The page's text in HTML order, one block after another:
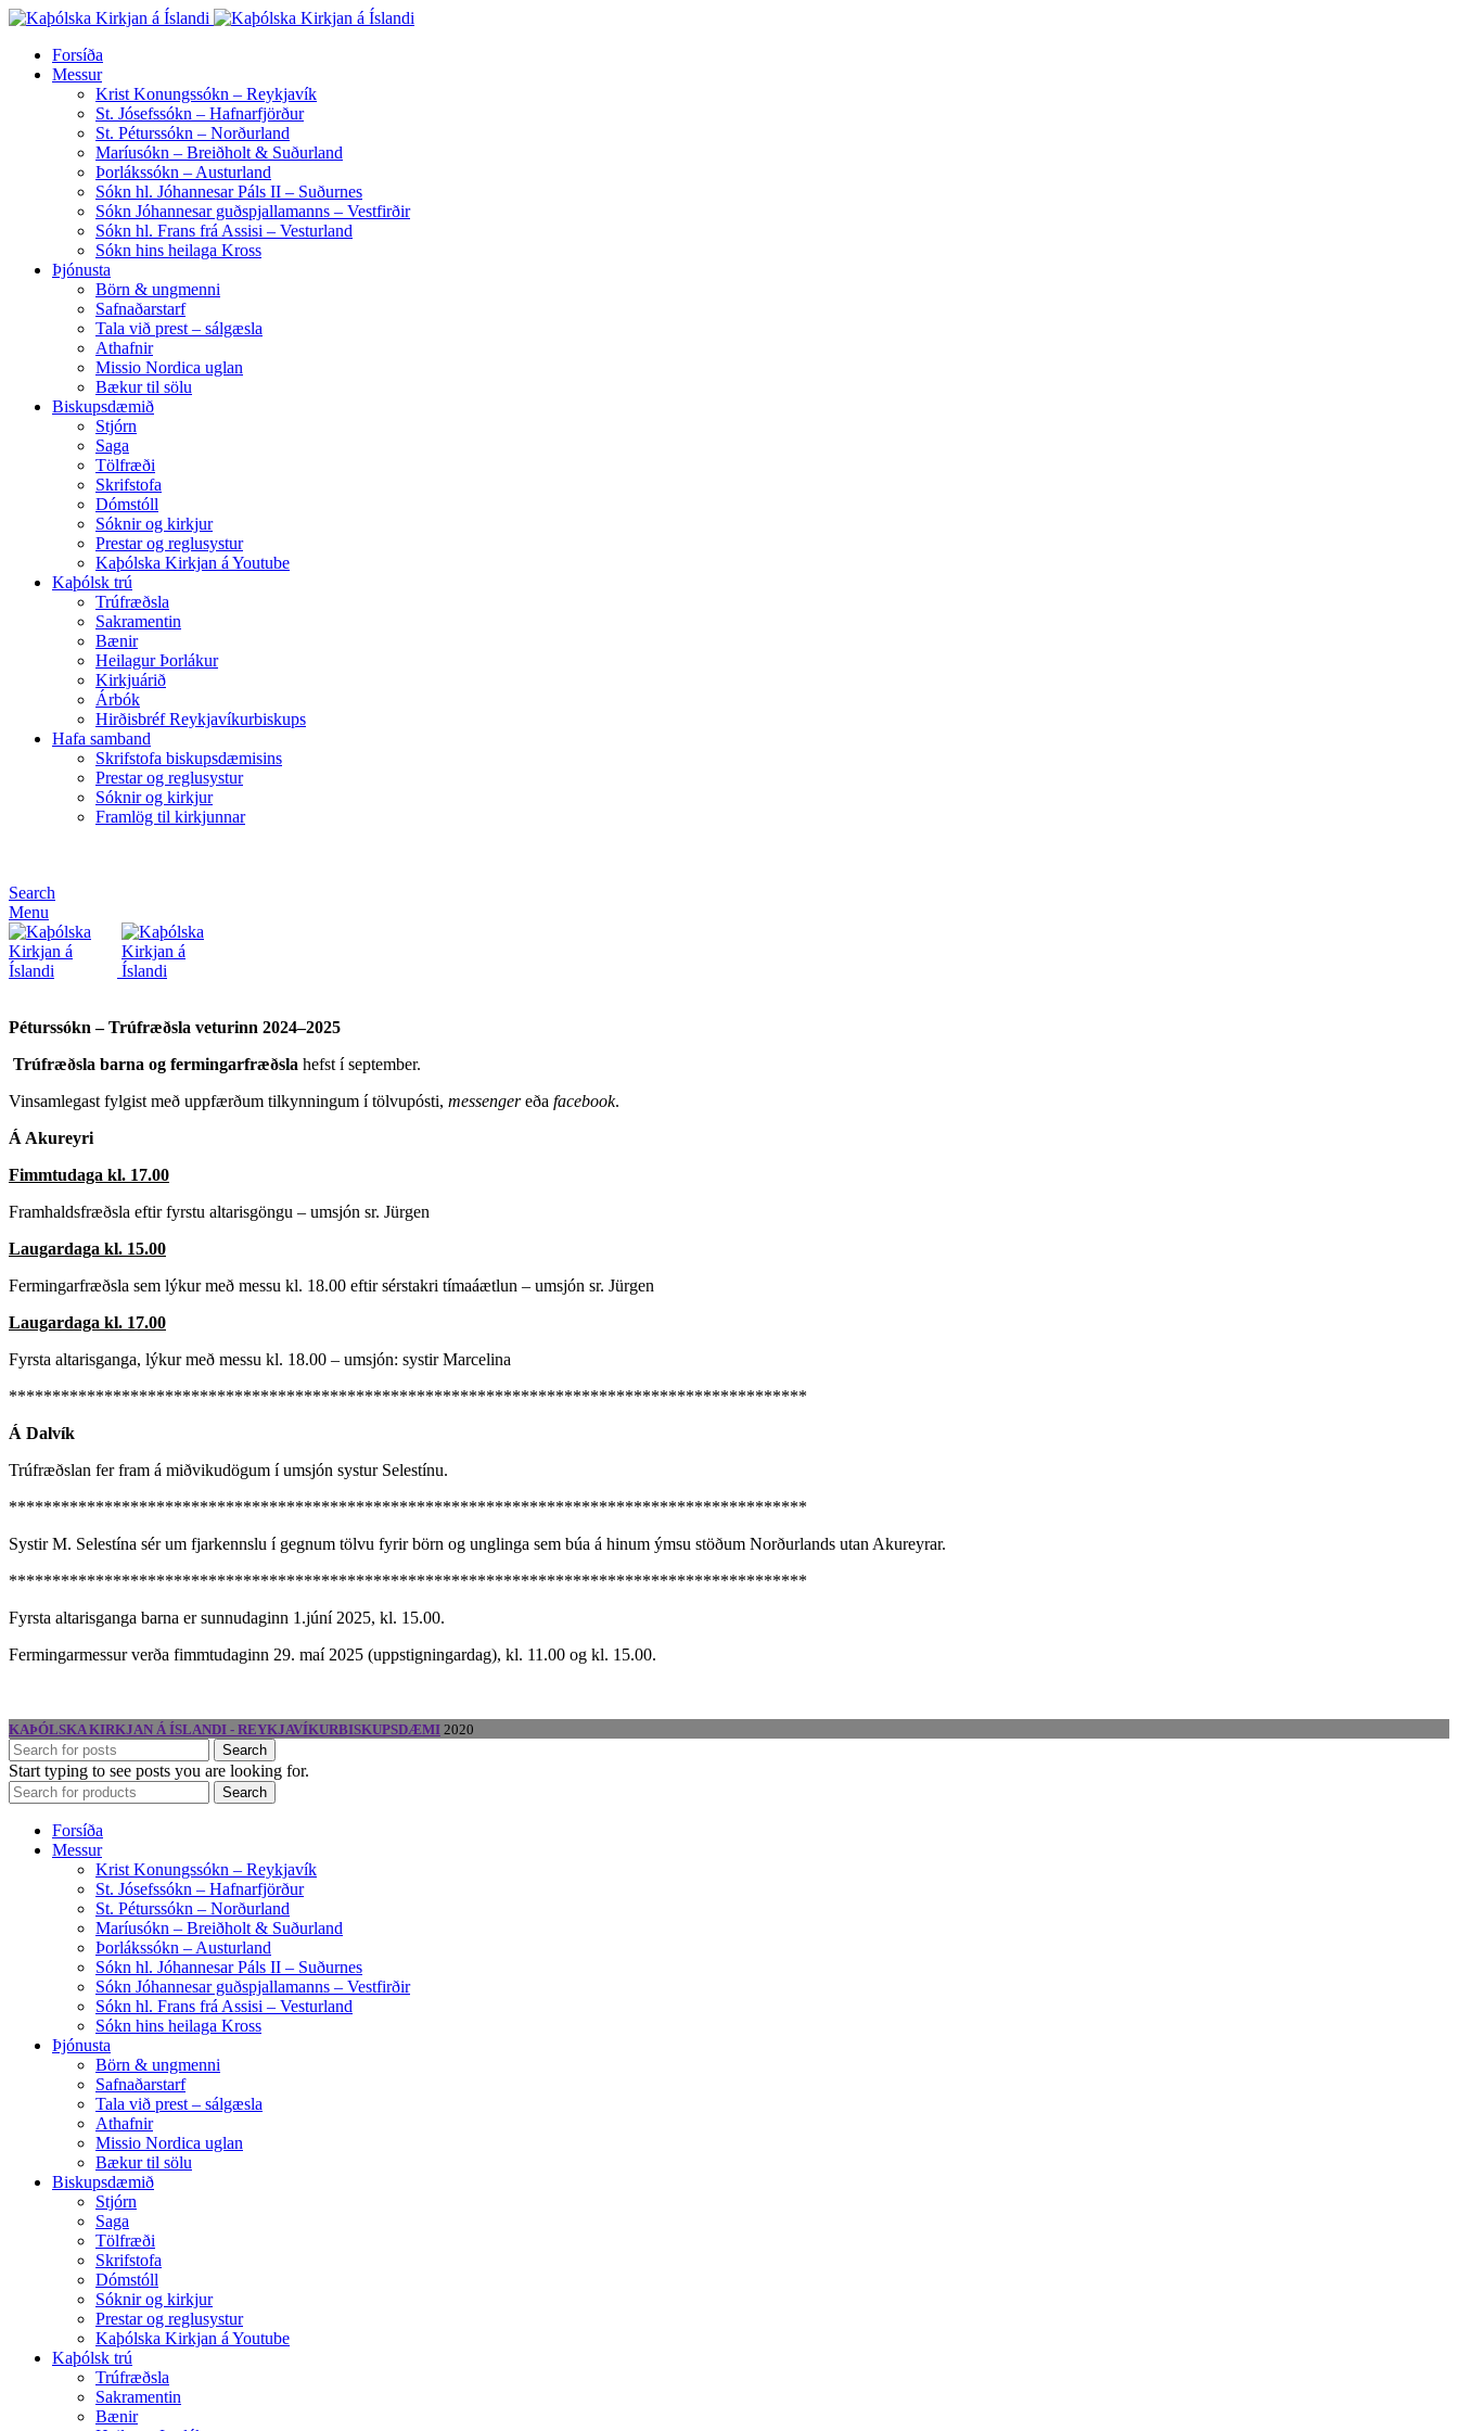
Forsíða
Messur
Krist Konungssókn – Reykjavík
St. Jósefssókn – Hafnarfjörður
St. Péturssókn – Norðurland
Maríusókn – Breiðholt & Suðurland
Þorlákssókn – Austurland
Sókn hl. Jóhannesar Páls II – Suðurnes
Sókn Jóhannesar guðspjallamanns – Vestfirðir
Sókn hl. Frans frá Assisi – Vesturland
Sókn hins heilaga Kross
Þjónusta
Börn & ungmenni
Safnaðarstarf
Tala við prest – sálgæsla
Athafnir
Missio Nordica uglan
Bækur til sölu
Biskupsdæmið
Stjórn
Saga
Tölfræði
Skrifstofa
Dómstóll
Sóknir og kirkjur
Prestar og reglusystur
Kaþólska Kirkjan á Youtube
Kaþólsk trú
Trúfræðsla
Sakramentin
Bænir
Heilagur Þorlákur
Kirkjuárið
Árbók
Hirðisbréf Reykjavíkurbiskups
Hafa samband
Skrifstofa biskupsdæmisins
Prestar og reglusystur
Sóknir og kirkjur
Framlög til kirkjunnar
Search
Menu
Péturssókn –Trúfræðsla veturinn 2024–2025
Trúfræðsla barna og fermingarfræðsla hefst í september.
Vinsam­legast fylgist með uppfærðum tilkynningum í tölvupósti, messengereða facebook.
Á Akureyri
Fimmtudaga kl. 17.00
Framhaldsfræðsla eftir fyrstu altarisgöngu – umsjón sr. Jürgen
Laugardaga kl. 15.00
Fermingarfræðsla sem lýkur með messu kl. 18.00 eftir sérstakri tímaáætlun – umsjón sr. Jürgen
Laugardaga kl. 17.00
Fyrsta altarisganga, lýkur með messu kl. 18.00 – umsjón: systir Marcelina
********************************************************************************************
Á Dalvík
Trúfræðslan fer fram á miðvikudögum í umsjón systur Selestínu.
********************************************************************************************
Systir M. Selestína sér um fjarkennslu í gegnum tölvu fyrir börn og unglinga sem búa á hinum ýmsu stöðum Norðurlands utan Akureyrar.
********************************************************************************************
Fyrsta altarisganga barna er sunnudaginn 1.júní 2025, kl. 15.00.
Fermingarmessur verða fimmtudaginn 29. maí 2025 (uppstigningardag), kl. 11.00 og kl. 15.00.
KAÞÓLSKA KIRKJAN Á ÍSLANDI - REYKJAVÍKURBISKUPSDÆMI 2020
Search
Start typing to see posts you are looking for.
Search
Forsíða
Messur
Krist Konungssókn – Reykjavík
St. Jósefssókn – Hafnarfjörður
St. Péturssókn – Norðurland
Maríusókn – Breiðholt & Suðurland
Þorlákssókn – Austurland
Sókn hl. Jóhannesar Páls II – Suðurnes
Sókn Jóhannesar guðspjallamanns – Vestfirðir
Sókn hl. Frans frá Assisi – Vesturland
Sókn hins heilaga Kross
Þjónusta
Börn & ungmenni
Safnaðarstarf
Tala við prest – sálgæsla
Athafnir
Missio Nordica uglan
Bækur til sölu
Biskupsdæmið
Stjórn
Saga
Tölfræði
Skrifstofa
Dómstóll
Sóknir og kirkjur
Prestar og reglusystur
Kaþólska Kirkjan á Youtube
Kaþólsk trú
Trúfræðsla
Sakramentin
Bænir